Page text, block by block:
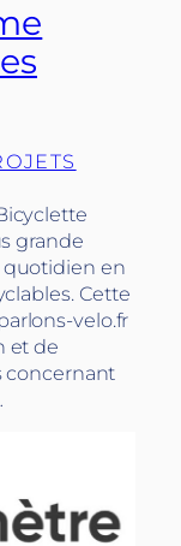
grande
quotidien en
Cette
velo.fr
et de
concernant